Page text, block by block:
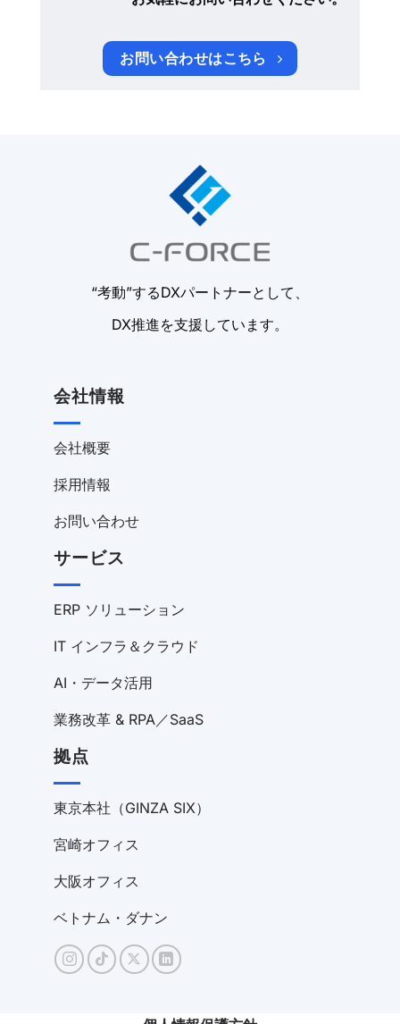
お問い合わせはこちら
“考動”するDXパートナーとして、
DX推進を支援しています。
会社情報
会社概要
採用情報
お問い合わせ
サービス
ERP ソリューション
IT インフラ＆クラウド
AI・データ活用
業務改革 & RPA／SaaS
拠点
東京本社（GINZA SIX）
宮崎オフィス
大阪オフィス
ベトナム・ダナン